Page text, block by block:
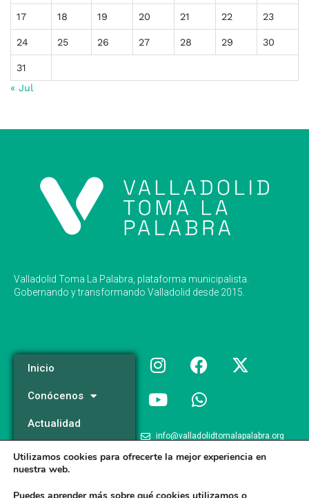
17 18 19 20 21 22 23
24 25 26 27 28 29 30
31
« Jul
Valladolid Toma La Palabra, plataforma municipalista.
Gobernando y transformando Valladolid desde 2015.
Inicio
Conócenos
Actualidad
Programa
info@valladolidtomalapalabra.org
+34 983 426 124
Utilizamos cookies para ofrecerte la mejor experiencia en
nuestra web.